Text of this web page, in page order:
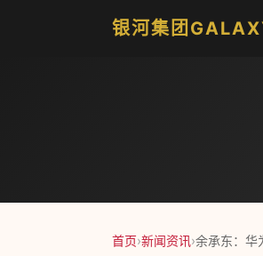
银河集团
首页›新闻资讯›余承东：华